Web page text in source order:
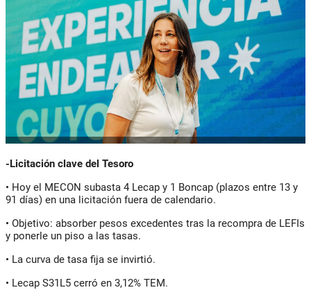
-Licitación clave del Tesoro
• Hoy el MECON subasta 4 Lecap y 1 Boncap (plazos entre 13 y
91 días) en una licitación fuera de calendario.
• Objetivo: absorber pesos excedentes tras la recompra de LEFIs
y ponerle un piso a las tasas.
• La curva de tasa fija se invirtió.
• Lecap S31L5 cerró en 3,12% TEM.